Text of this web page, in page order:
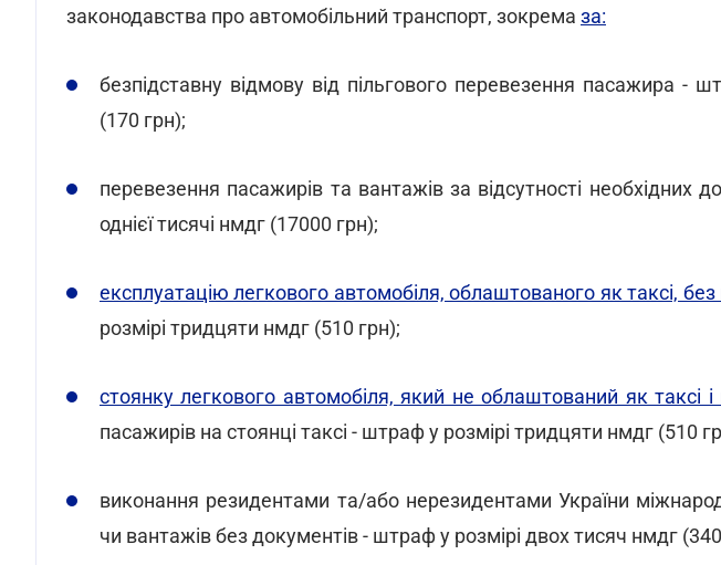
законодавства про автомобільний транспорт, зокрема за:
безпідставну відмову від пільгового перевезення пасажира -
(170 грн);
перевезення пасажирів та вантажів за відсутності необхідних
однієї тисячі нмдг (17000 грн);
експлуатацію легкового автомобіля, облаштованого як таксі, без
розмірі тридцяти нмдг (510 грн);
стоянку легкового автомобіля, який не облаштований як таксі
пасажирів на стоянці таксі - штраф у розмірі тридцяти нмдг (510
виконання резидентами та/або нерезидентами України
чи вантажів без документів - штраф у розмірі двох тисяч нмдг